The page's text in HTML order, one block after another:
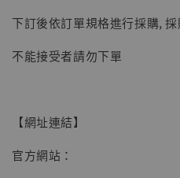
下訂後依訂單規格進行採購,
不能接受者請勿下單
【網址連結】
官方網站：